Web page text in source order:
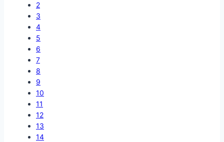
2
3
4
5
6
7
8
9
10
11
12
13
14